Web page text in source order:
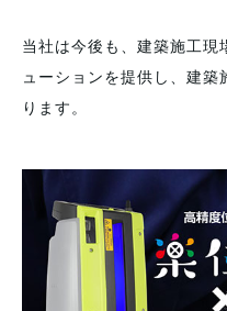
当社は今後も、建築施工現
ューションを提供し、建
ります。